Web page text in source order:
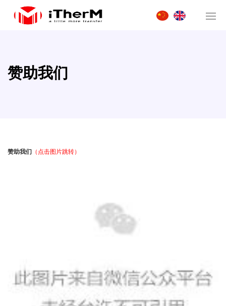
赞助我们
赞助我们 （点击图片跳转）